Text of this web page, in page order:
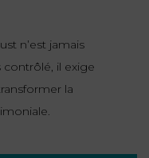
n’est jamais
contrôlé, il exige
la